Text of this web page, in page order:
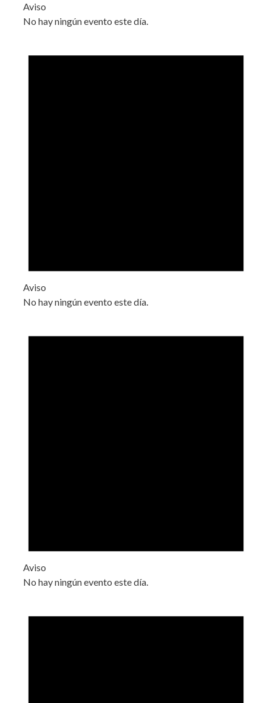
Aviso
No hay ningún evento este día.
Aviso
No hay ningún evento este día.
Aviso
No hay ningún evento este día.